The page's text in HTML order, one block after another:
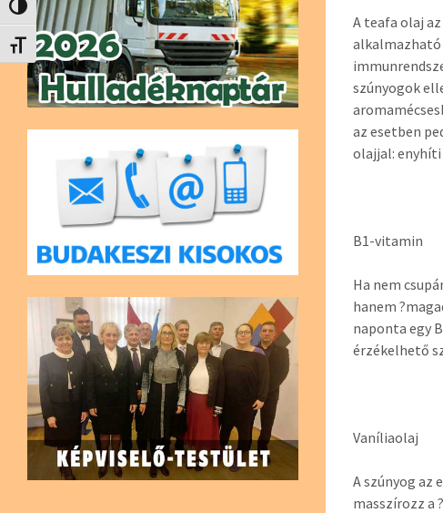
Nagy kontraszt váltása
Betűméret váltása
A teafa olaj
alkalmazható
szúnyogok
az esetben
olajjal: enyhíti
B1-vitamin
Ha nem
hanem
naponta egy
érzékelhető
Vaníliaolaj
A szúnyog az
masszírozz a